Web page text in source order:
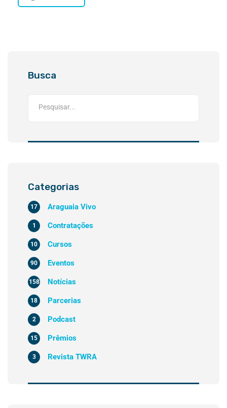
Busca
Categorias
Araguaia Vivo
17
Contratações
1
Cursos
10
Eventos
90
Notícias
158
Parcerias
18
Podcast
2
Prêmios
15
Revista TWRA
3